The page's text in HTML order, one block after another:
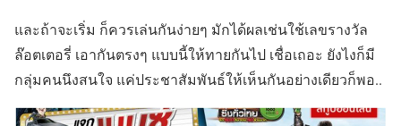
และถ้าจะเริ่ม ก็ควรเล่นกันง่ายๆ มักได้ผลเช่นใช้เลขรางวัล
ล๊อตเตอรี่ เอากันตรงๆ แบบนี้ให้ทายกันไป เชื่อเถอะ ยังไงก็มี
กลุ่มคนนึงสนใจ แค่ประชาสัมพันธ์ให้เห็นกันอย่างเดียวก็พอ..